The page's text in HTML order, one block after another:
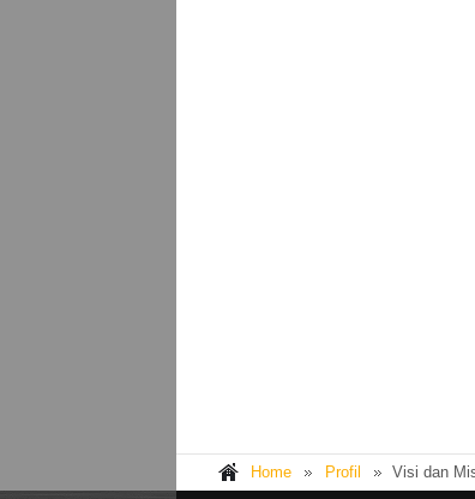
Home Profil Visi dan